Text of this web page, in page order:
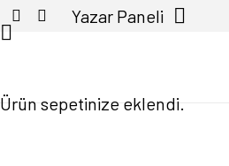
Yazar Paneli
Ürün sepetinize eklendi.